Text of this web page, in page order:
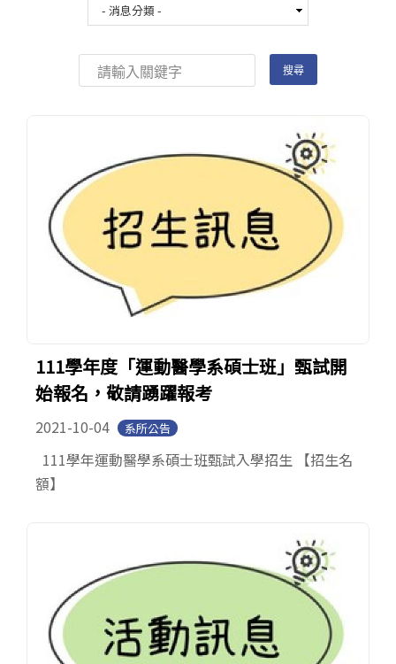
Open submenu (學生專區)
學生專區
Open
(link is external)
111學年度「運動醫學系碩士班」甄試開
始報名，敬請踴躍報考
2021-10-04 系所公告
111學年運動醫學系碩士班甄試入學招生 【招生名
額】